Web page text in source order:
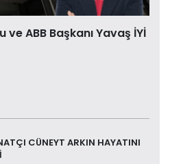
ve ABB Başkanı Yavaş İYİ
CÜNEYT ARKIN HAYATINI